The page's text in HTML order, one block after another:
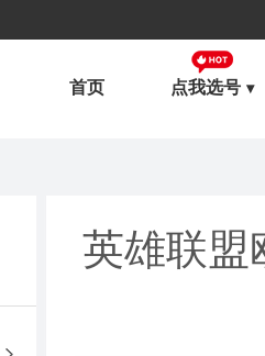
首页 点我选号
英雄联盟